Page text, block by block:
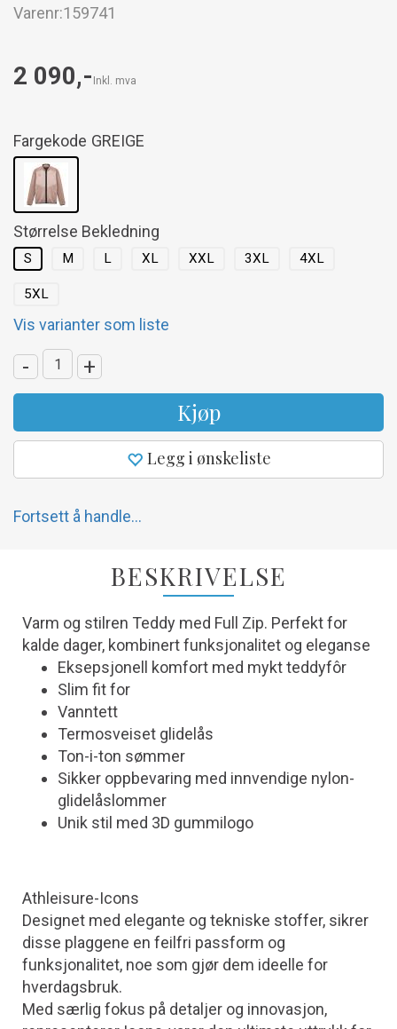
Varenr:159741
2 090,- Inkl. mva
Fargekode GREIGE
Størrelse Bekledning
S M L XL XXL 3XL 4XL
5XL
Vis varianter som liste
- +
Kjøp
Legg i ønskeliste
Fortsett å handle...
BESKRIVELSE
Varm og stilren Teddy med Full Zip. Perfekt for
kalde dager, kombinert funksjonalitet og eleganse
Eksepsjonell komfort med mykt teddyfôr
Slim fit for
Vanntett
Termosveiset glidelås
Ton-i-ton sømmer
Sikker oppbevaring med innvendige nylon-
glidelåslommer
Unik stil med 3D gummilogo
Athleisure-Icons
Designet med elegante og tekniske stoffer, sikrer
disse plaggene en feilfri passform og
funksjonalitet, noe som gjør dem ideelle for
hverdagsbruk.
Med særlig fokus på detaljer og innovasjon,